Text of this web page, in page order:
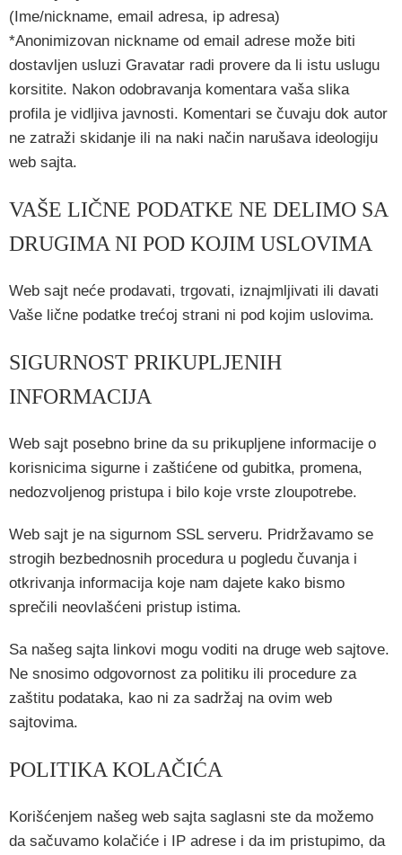
(Ime/nickname, email adresa, ip adresa)
*Anonimizovan nickname od email adrese može biti
dostavljen usluzi Gravatar radi provere da li istu uslugu
korsitite. Nakon odobravanja komentara vaša slika
profila je vidljiva javnosti. Komentari se čuvaju dok autor
ne zatraži skidanje ili na naki način narušava ideologiju
web sajta.
VAŠE LIČNE PODATKE NE DELIMO SA
DRUGIMA NI POD KOJIM USLOVIMA
Web sajt neće prodavati, trgovati, iznajmljivati ili davati
Vaše lične podatke trećoj strani ni pod kojim uslovima.
SIGURNOST PRIKUPLJENIH
INFORMACIJA
Web sajt posebno brine da su prikupljene informacije o
korisnicima sigurne i zaštićene od gubitka, promena,
nedozvoljenog pristupa i bilo koje vrste zloupotrebe.
Web sajt je na sigurnom SSL serveru. Pridržavamo se
strogih bezbednosnih procedura u pogledu čuvanja i
otkrivanja informacija koje nam dajete kako bismo
sprečili neovlašćeni pristup istima.
Sa našeg sajta linkovi mogu voditi na druge web sajtove.
Ne snosimo odgovornost za politiku ili procedure za
zaštitu podataka, kao ni za sadržaj na ovim web
sajtovima.
POLITIKA KOLAČIĆA
Korišćenjem našeg web sajta saglasni ste da možemo
da sačuvamo kolačiće i IP adrese i da im pristupimo, da